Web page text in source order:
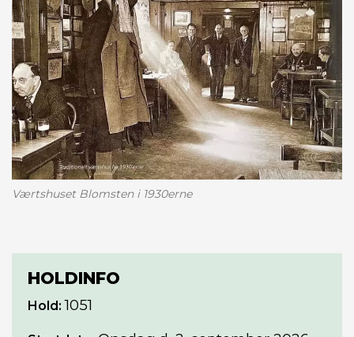
Værtshuset Blomsten i 1930erne
HOLDINFO
Hold: 1051